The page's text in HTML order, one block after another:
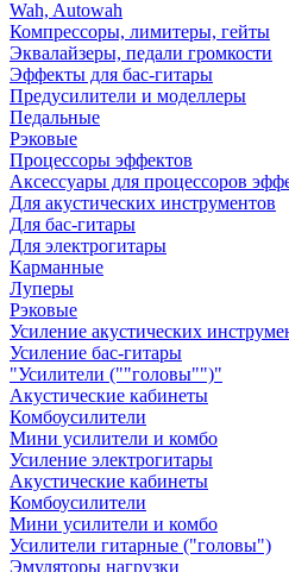
Wah, Autowah
Компрессоры, лимитеры, гейты
Эквалайзеры, педали громкости
Эффекты для бас-гитары
Предусилители и моделлеры
Педальные
Рэковые
Процессоры эффектов
Аксессуары для процессоров
Для акустических инструментов
Для бас-гитары
Для электрогитары
Карманные
Луперы
Рэковые
Усиление акустических
Усиление бас-гитары
"Усилители (""головы"")"
Акустические кабинеты
Комбоусилители
Мини усилители и комбо
Усиление электрогитары
Акустические кабинеты
Комбоусилители
Мини усилители и комбо
Усилители гитарные ("головы")
Эмуляторы нагрузки